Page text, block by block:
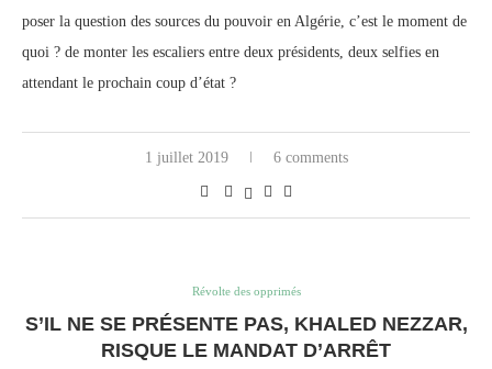
poser la question des sources du pouvoir en Algérie, c’est le moment de
quoi ? de monter les escaliers entre deux présidents, deux selfies en
attendant le prochain coup d’état ?
1 juillet 2019 6 comments
Révolte des opprimés
S’IL NE SE PRÉSENTE PAS, KHALED NEZZAR,
RISQUE LE MANDAT D’ARRÊT